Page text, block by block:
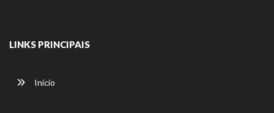
LINKS PRINCIPAIS
Início